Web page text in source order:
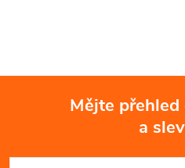
v
Mějte
a